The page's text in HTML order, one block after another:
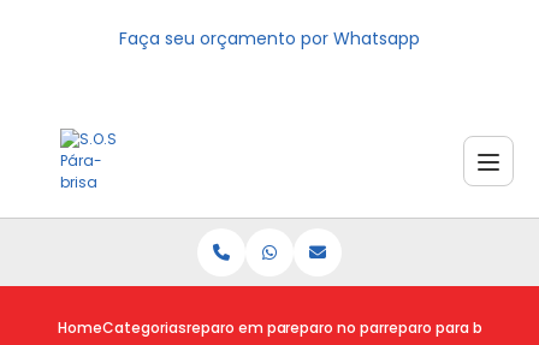
Faça seu orçamento por Whatsapp
HomeCategoriasreparo em para brisasreparo no para brisareparo para brisa